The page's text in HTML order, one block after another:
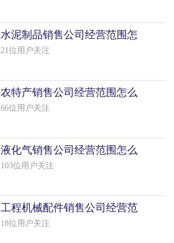
水泥制品销售公司经营范围怎
么填写（50个模板）
21位用户关注
农特产销售公司经营范围怎么
填写（50个模板）
66位用户关注
液化气销售公司经营范围怎么
填写（13个模板）
103位用户关注
工程机械配件销售公司经营范
围怎么填写（50个模板）
18位用户关注